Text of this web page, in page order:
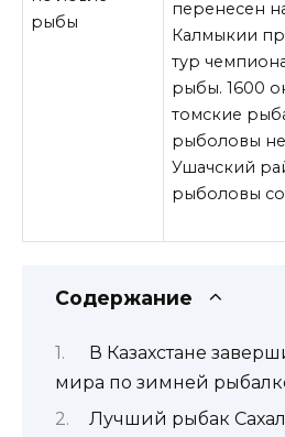
перенесен
Калмыкии
тур
рыбы. 1600
томские
рыболовы
Ушачский
рыболовы
Содержание
В Казахстане
мира по зимней
Лучший рыбак